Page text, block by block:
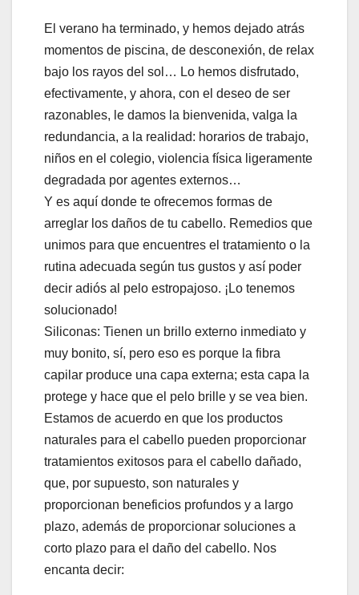
El verano ha terminado, y hemos dejado atrás
momentos de piscina, de desconexión, de relax
bajo los rayos del sol… Lo hemos disfrutado,
efectivamente, y ahora, con el deseo de ser
razonables, le damos la bienvenida, valga la
redundancia, a la realidad: horarios de trabajo,
niños en el colegio, violencia física ligeramente
degradada por agentes externos…
Y es aquí donde te ofrecemos formas de
arreglar los daños de tu cabello. Remedios que
unimos para que encuentres el tratamiento o la
rutina adecuada según tus gustos y así poder
decir adiós al pelo estropajoso. ¡Lo tenemos
solucionado!
Siliconas: Tienen un brillo externo inmediato y
muy bonito, sí, pero eso es porque la fibra
capilar produce una capa externa; esta capa la
protege y hace que el pelo brille y se vea bien.
Estamos de acuerdo en que los productos
naturales para el cabello pueden proporcionar
tratamientos exitosos para el cabello dañado,
que, por supuesto, son naturales y
proporcionan beneficios profundos y a largo
plazo, además de proporcionar soluciones a
corto plazo para el daño del cabello. Nos
encanta decir: